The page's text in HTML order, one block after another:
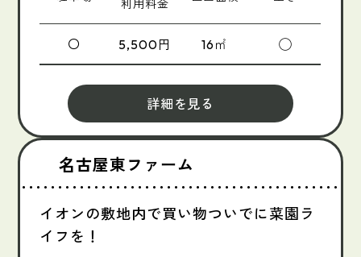
利用料金
〇 5,500円 16㎡ ◯
詳細を見る
名古屋東ファーム
イオンの敷地内で買い物ついでに菜園ラ
イフを！